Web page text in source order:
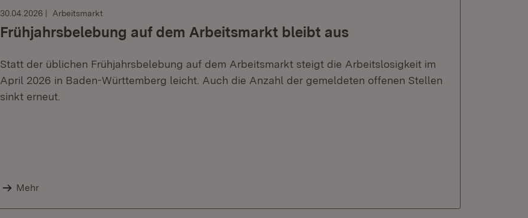
30.04.2026 Arbeitsmarkt
Frühjahrsbelebung auf dem Arbeitsmarkt bleibt aus
Statt der üblichen Frühjahrsbelebung auf dem Arbeitsmarkt steigt die Arbeitslosigkeit im
April 2026 in Baden-Württemberg leicht. Auch die Anzahl der gemeldeten offenen Stellen
sinkt erneut.
Mehr